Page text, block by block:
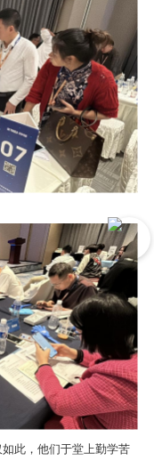
此，他们于堂上勤学苦